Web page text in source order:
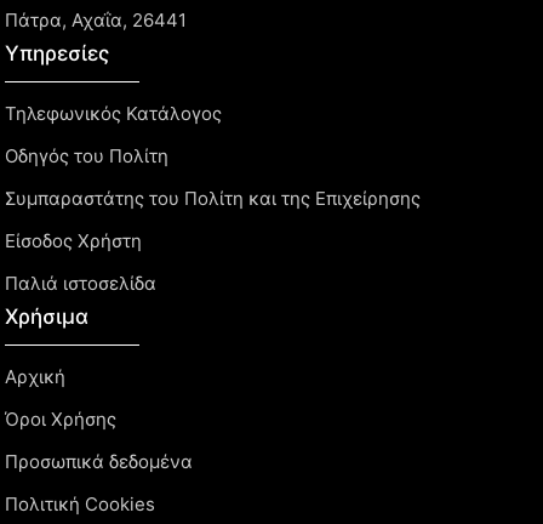
Πάτρα, Αχαΐα, 26441
Υπηρεσίες
Τηλεφωνικός Κατάλογος
Οδηγός του Πολίτη
Συμπαραστάτης του Πολίτη και της Επιχείρησης
Είσοδος Χρήστη
Παλιά ιστοσελίδα
Χρήσιμα
Αρχική
Όροι Χρήσης
Προσωπικά δεδομένα
Πολιτική Cookies